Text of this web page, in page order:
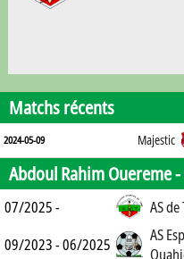
Matchs récents
2024-05-09 Majestic
Abdoul Rahim Ouereme -
07/2025 -
AS de
09/2023 - 06/2025
AS